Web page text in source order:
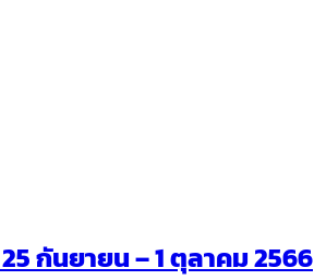
กันยายน – 1 ตุลาคม 2566